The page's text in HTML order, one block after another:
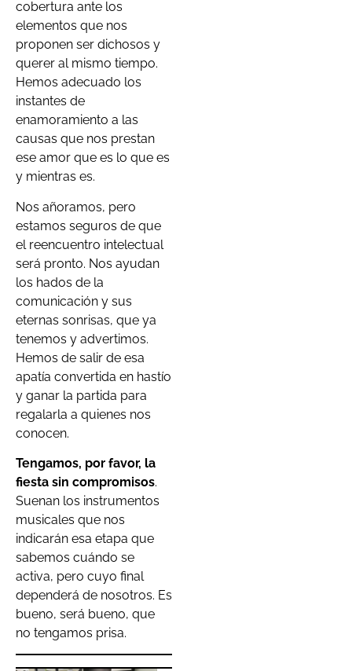
cobertura ante los
elementos que nos
proponen ser dichosos y
querer al mismo tiempo.
Hemos adecuado los
instantes de
enamoramiento a las
causas que nos prestan
ese amor que es lo que es
y mientras es.
Nos añoramos, pero
estamos seguros de que
el reencuentro intelectual
será pronto. Nos ayudan
los hados de la
comunicación y sus
eternas sonrisas, que ya
tenemos y advertimos.
Hemos de salir de esa
apatía convertida en hastío
y ganar la partida para
regalarla a quienes nos
conocen.
Tengamos, por favor, la
fiesta sin compromisos.
Suenan los instrumentos
musicales que nos
indicarán esa etapa que
sabemos cuándo se
activa, pero cuyo final
dependerá de nosotros. Es
bueno, será bueno, que
no tengamos prisa.